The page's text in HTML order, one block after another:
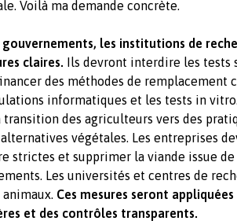
Voilà ma demande concrète.
gouvernements, les institutions de
claires. Ils devront interdire les tests
des méthodes de remplacement
informatiques et les tests in
des agriculteurs vers des
végétales. Les entreprises
strictes et supprimer la viande issue
Les universités et centres de
Ces mesures seront
et des contrôles transparents.